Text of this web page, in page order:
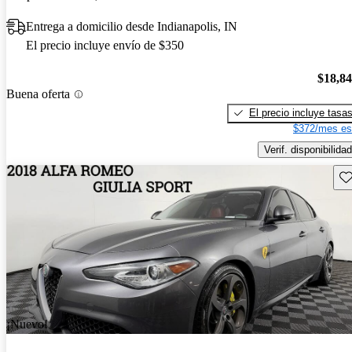
Entrega a domicilio desde Indianapolis, IN
El precio incluye envío de $350
Buena oferta
El precio incluye tasas
$372/mes
Verif. disponibilidad
¡Nuevo!